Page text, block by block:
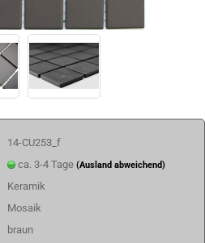
14-CU253_f
ca. 3-4 Tage(Ausland abweichend)
Keramik
Mosaik
braun